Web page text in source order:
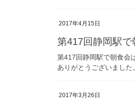
2017年4月15日
第417回静岡駅で
第417回静岡駅で朝食会
ありがとうございまし
2017年3月26日